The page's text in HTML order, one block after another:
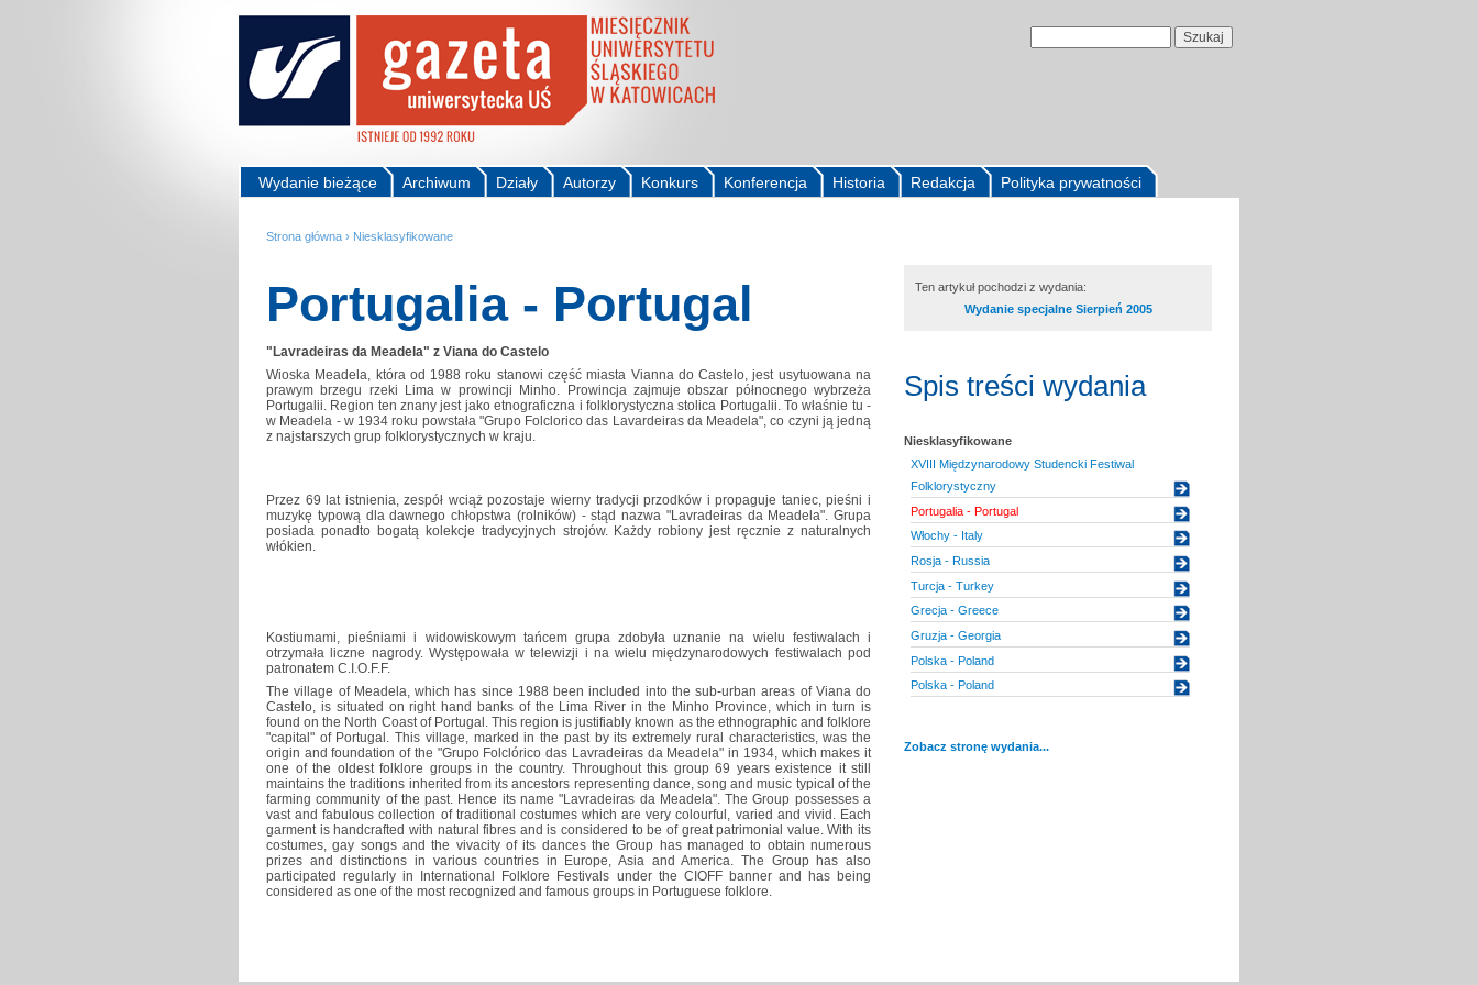
Polityka prywatności
Redakcja
Historia
Konferencja
Konkurs
Autorzy
Działy
Archiwum
Wydanie bieżące
Strona główna › Niesklasyfikowane
Portugalia - Portugal
"Lavradeiras da Meadela" z Viana do Castelo
Wioska Meadela, która od 1988 roku stanowi część miasta Vianna do Castelo, jest usytuowana na
prawym brzegu rzeki Lima w prowincji Minho. Prowincja zajmuje obszar północnego wybrzeża
Portugalii. Region ten znany jest jako etnograficzna i folklorystyczna stolica Portugalii. To właśnie tu -
w Meadela - w 1934 roku powstała "Grupo Folclorico das Lavardeiras da Meadela", co czyni ją jedną
z najstarszych grup folklorystycznych w kraju.
Przez 69 lat istnienia, zespół wciąż pozostaje wierny tradycji przodków i propaguje taniec, pieśni i
muzykę typową dla dawnego chłopstwa (rolników) - stąd nazwa "Lavradeiras da Meadela". Grupa
posiada ponadto bogatą kolekcje tradycyjnych strojów. Każdy robiony jest ręcznie z naturalnych
włókien.
Kostiumami, pieśniami i widowiskowym tańcem grupa zdobyła uznanie na wielu festiwalach i
otrzymała liczne nagrody. Występowała w telewizji i na wielu międzynarodowych festiwalach pod
patronatem C.I.O.F.F.
The village of Meadela, which has since 1988 been included into the sub-urban areas of Viana do
Castelo, is situated on right hand banks of the Lima River in the Minho Province, which in turn is
found on the North Coast of Portugal. This region is justifiably known as the ethnographic and folklore
"capital" of Portugal. This village, marked in the past by its extremely rural characteristics, was the
origin and foundation of the "Grupo Folclórico das Lavradeiras da Meadela" in 1934, which makes it
one of the oldest folklore groups in the country. Throughout this group 69 years existence it still
maintains the traditions inherited from its ancestors representing dance, song and music typical of the
farming community of the past. Hence its name "Lavradeiras da Meadela". The Group possesses a
vast and fabulous collection of traditional costumes which are very colourful, varied and vivid. Each
garment is handcrafted with natural fibres and is considered to be of great patrimonial value. With its
costumes, gay songs and the vivacity of its dances the Group has managed to obtain numerous
prizes and distinctions in various countries in Europe, Asia and America. The Group has also
participated regularly in International Folklore Festivals under the CIOFF banner and has being
considered as one of the most recognized and famous groups in Portuguese folklore.
Ten artykuł pochodzi z wydania:
Wydanie specjalne Sierpień 2005
Spis treści wydania
Niesklasyfikowane
XVIII Międzynarodowy Studencki Festiwal
Folklorystyczny
Portugalia - Portugal
Włochy - Italy
Rosja - Russia
Turcja - Turkey
Grecja - Greece
Gruzja - Georgia
Polska - Poland
Polska - Poland
Zobacz stronę wydania...